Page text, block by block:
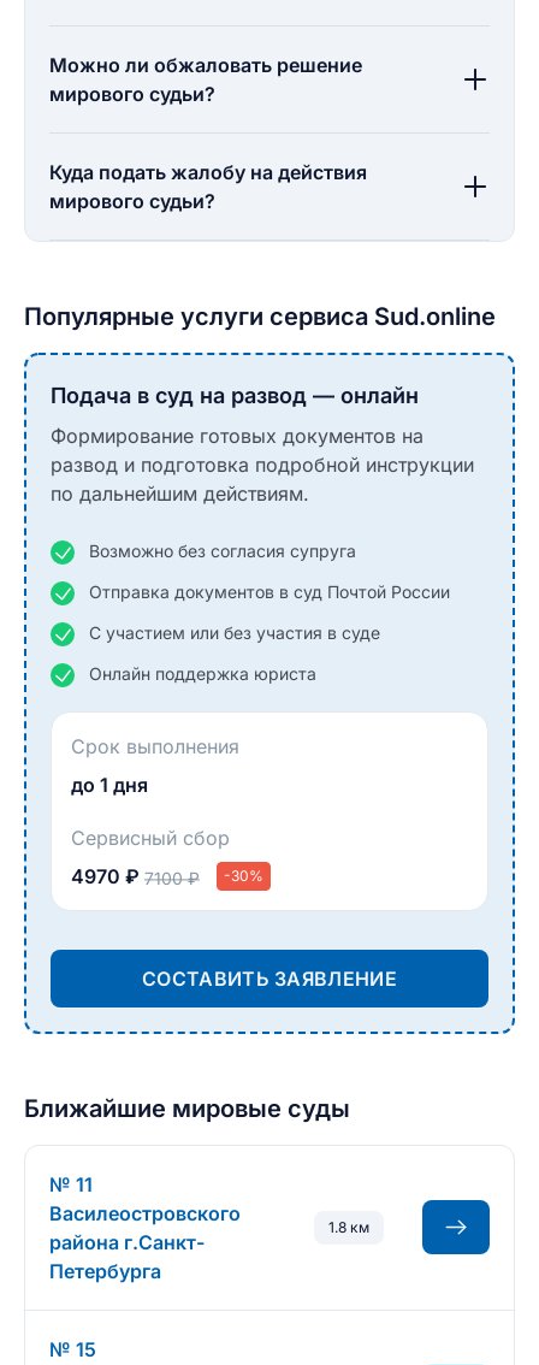
Можно ли обжаловать решение
мирового судьи?
Куда подать жалобу на действия
мирового судьи?
Популярные услуги сервиса Sud.online
Подача в суд на развод — онлайн
Формирование готовых документов на
развод и подготовка подробной инструкции
по дальнейшим действиям.
Возможно без согласия супруга
Отправка документов в суд Почтой России
С участием или без участия в суде
Онлайн поддержка юриста
Срок выполнения
до 1 дня
Сервисный сбор
4970 ₽ 7100 ₽ -30%
СОСТАВИТЬ ЗАЯВЛЕНИЕ
Ближайшие мировые суды
№ 11
Василеостровского
района г.Санкт-
Петербурга
1.8 км
№ 15